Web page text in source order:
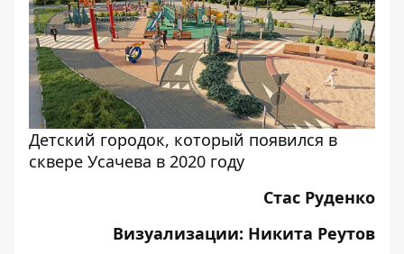
Детский городок, который появился в
сквере Усачева в 2020 году
Стас Руденко
Визуализации: Никита Реутов